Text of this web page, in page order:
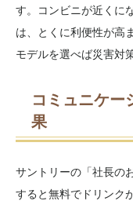
す。コンビニが近くに
は、とくに利便性が高
モデルを選べば災害対
コミュニケー
果
サントリーの「社長の
すると無料でドリンク